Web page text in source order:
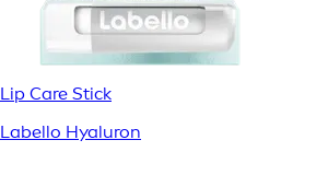
Lip Care Stick
Labello Hyaluron